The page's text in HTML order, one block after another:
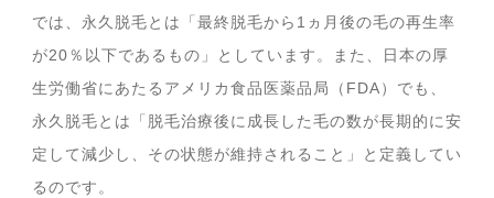
では、永久脱毛とは「最終脱毛から1ヵ月後の毛の再生率
が20％以下であるもの」としています。また、日本の厚
生労働省にあたるアメリカ食品医薬品局（FDA）でも、
永久脱毛とは「脱毛治療後に成長した毛の数が長期的に安
定して減少し、その状態が維持されること」と定義してい
るのです。